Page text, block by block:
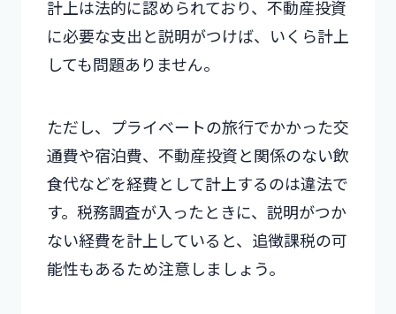
計上は法的に認められており、不動産投資
に必要な支出と説明がつけば、いくら計上
しても問題ありません。
ただし、プライベートの旅行でかかった交
通費や宿泊費、不動産投資と関係のない飲
食代などを経費として計上するのは違法で
す。税務調査が入ったときに、説明がつか
ない経費を計上していると、追徴課税の可
能性もあるため注意しましょう。